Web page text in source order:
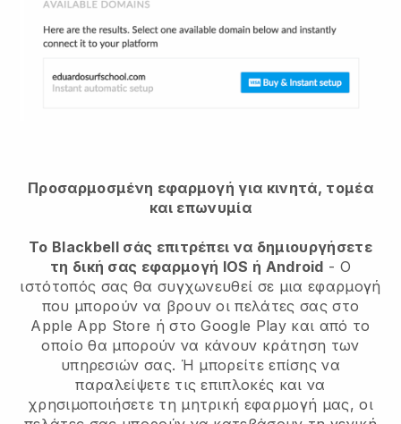
Προσαρμοσμένη εφαρμογή για κινητά, τομέα
και επωνυμία
Το Blackbell σάς επιτρέπει να δημιουργήσετε
τη δική σας εφαρμογή IOS ή Android - Ο
ιστότοπός σας θα συγχωνευθεί σε μια εφαρμογή
που μπορούν να βρουν οι πελάτες σας στο
Apple App Store ή στο Google Play και από το
οποίο θα μπορούν να κάνουν κράτηση των
υπηρεσιών σας. Ή μπορείτε επίσης να
παραλείψετε τις επιπλοκές και να
χρησιμοποιήσετε τη μητρική εφαρμογή μας, οι